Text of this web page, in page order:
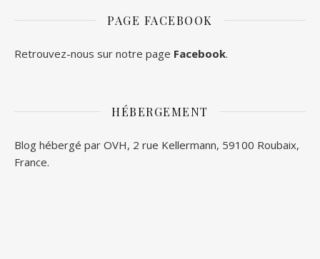
PAGE FACEBOOK
Retrouvez-nous sur notre page Facebook.
HÉBERGEMENT
Blog hébergé par OVH, 2 rue Kellermann, 59100 Roubaix,
France.